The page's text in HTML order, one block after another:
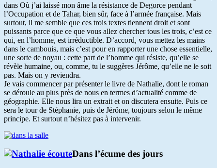
dans Où j’ai laissé mon âme la résistance de Degorce pendant
l’Occupation et de Tahar, bien sûr, face à l’armée française. Mais
surtout, il me semble que ces trois textes tiennent droit et sont
puissants parce que ce que vous allez chercher tous les trois, c’est ce
qui, en l’homme, est irréductible. D’accord, vous mettez les mains
dans le cambouis, mais c’est pour en rapporter une chose essentielle,
une sorte de noyau : cette part de l’homme qui résiste, qu’elle se
révèle humaine, ou, comme, tu le suggères Jérôme, qu’elle ne le soit
pas. Mais on y reviendra.
Je vais commencer par présenter le livre de Nathalie, dont le roman
se déroule au plus près de nous en termes d’actualité comme de
géographie. Elle nous lira un extrait et on discutera ensuite. Puis ce
sera le tour de Stéphanie, puis de Jérôme, toujours selon le même
principe. Et surtout n’hésitez pas à intervenir.
Dans l’écume des jours